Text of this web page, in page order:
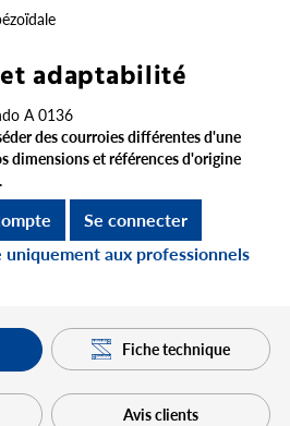
adaptabilité
A 0136
des courroies différentes d'une
dimensions et références d'origine
Se connecter
uniquement aux professionnels
Fiche technique
Avis clients